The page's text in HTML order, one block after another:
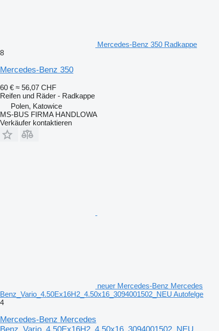
Mercedes-Benz 350 Radkappe
8
Mercedes-Benz 350
60 € ≈ 56,07 CHF
Reifen und Räder - Radkappe
Polen, Katowice
MS-BUS FIRMA HANDLOWA
Verkäufer kontaktieren
neuer Mercedes-Benz Mercedes
Benz_Vario_4.50Ex16H2_4.50x16_3094001502_NEU Autofelge
4
Mercedes-Benz Mercedes
Benz_Vario_4.50Ex16H2_4.50x16_3094001502_NEU